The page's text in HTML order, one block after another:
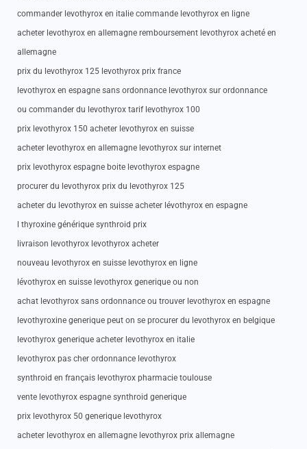
commander levothyrox en italie commande levothyrox en ligne
acheter levothyrox en allemagne remboursement levothyrox acheté en
allemagne
prix du levothyrox 125 levothyrox prix france
levothyrox en espagne sans ordonnance levothyrox sur ordonnance
ou commander du levothyrox tarif levothyrox 100
prix levothyrox 150 acheter levothyrox en suisse
acheter levothyrox en allemagne levothyrox sur internet
prix levothyrox espagne boite levothyrox espagne
procurer du levothyrox prix du levothyrox 125
acheter du levothyrox en suisse acheter lévothyrox en espagne
l thyroxine générique synthroid prix
livraison levothyrox levothyrox acheter
nouveau levothyrox en suisse levothyrox en ligne
lévothyrox en suisse levothyrox generique ou non
achat levothyrox sans ordonnance ou trouver levothyrox en espagne
levothyroxine generique peut on se procurer du levothyrox en belgique
levothyrox generique acheter levothyrox en italie
levothyrox pas cher ordonnance levothyrox
synthroid en français levothyrox pharmacie toulouse
vente levothyrox espagne synthroid generique
prix levothyrox 50 generique levothyrox
acheter levothyrox en allemagne levothyrox prix allemagne